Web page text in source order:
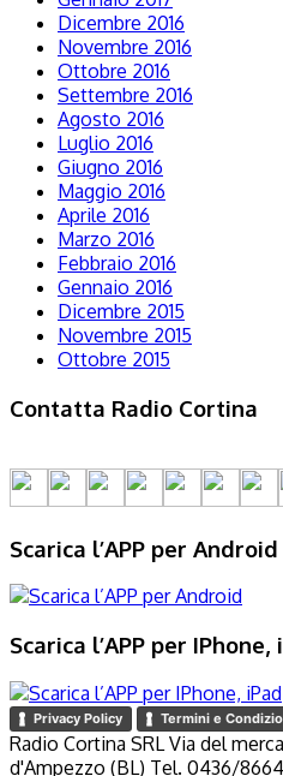
Dicembre 2016
Novembre 2016
Ottobre 2016
Settembre 2016
Agosto 2016
Luglio 2016
Giugno 2016
Maggio 2016
Aprile 2016
Marzo 2016
Febbraio 2016
Gennaio 2016
Dicembre 2015
Novembre 2015
Ottobre 2015
Contatta Radio Cortina
Scarica l’APP per Android
Scarica l’APP per IPhone,
Privacy Policy Termini e
Radio Cortina SRL Via del
d'Ampezzo (BL) Tel. 0436/